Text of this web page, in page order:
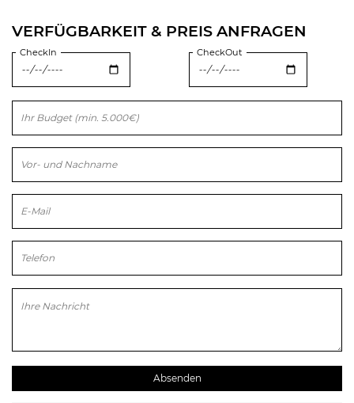
VERFÜGBARKEIT & PREIS ANFRAGEN
CheckIn CheckOut
Bitte lasse dieses Feld leer.
Bitte lasse dieses Feld leer.